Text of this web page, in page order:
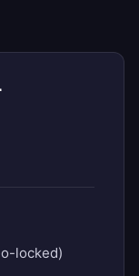
locked)